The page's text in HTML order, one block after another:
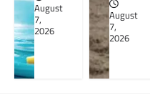
August
7,
2026
August
7,
2026